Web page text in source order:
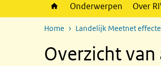
Onderwerpen Over
Home Landelijk Meetnet
Overzicht